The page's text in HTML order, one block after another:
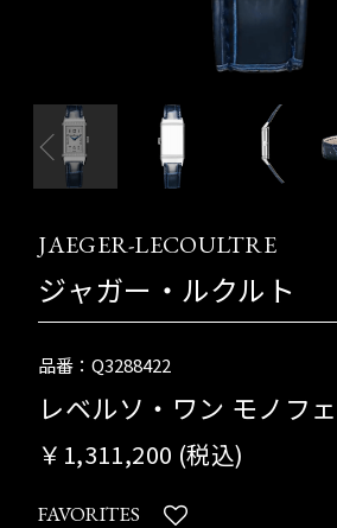
JAEGER-LECOULTRE
ジャガー・ルクルト
品番：Q3288422
レベルソ・ワン モノフ
￥1,311,200 (税込)
FAVORITES